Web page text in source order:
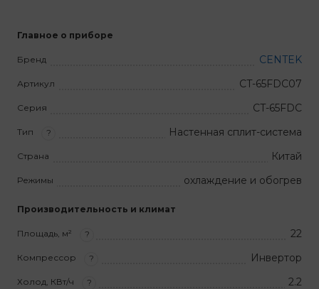
Главное о приборе
Бренд CENTEK
Артикул CT-65FDC07
Серия CT-65FDC
Тип ? Настенная сплит-система
Страна Китай
Режимы охлаждение и обогрев
Производительность и климат
Площадь, м² ? 22
Компрессор ? Инвертор
Холод, КВт/ч ? 2.2